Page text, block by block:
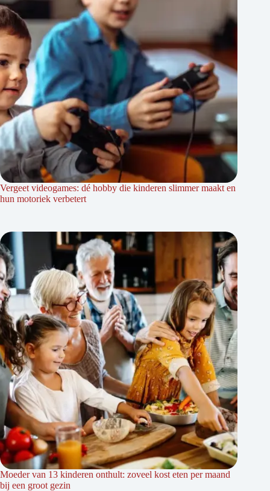
Vergeet videogames: dé hobby die kinderen slimmer maakt en
hun motoriek verbetert
Moeder van 13 kinderen onthult: zoveel kost eten per maand
bij een groot gezin